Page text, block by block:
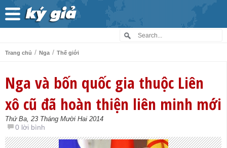
Trang chủ / Nga / Thế giới
Nga và bốn quốc gia thuộc Liên
xô cũ đã hoàn thiện liên minh mới
Thứ Ba, 23 Tháng Mười Hai 2014
0 lời bình